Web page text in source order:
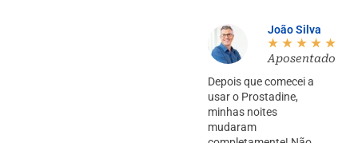
João Silva
☆ ☆ ☆ ☆ ☆
Aposentado
Depois que comecei a
usar o Prostadine,
minhas noites
mudaram